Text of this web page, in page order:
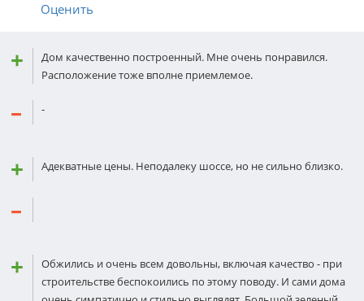
Оценить
Дом качественно построенный. Мне очень понравился.
Расположение тоже вполне приемлемое.
-
Адекватные цены. Неподалеку шоссе, но не сильно близко.
Обжились и очень всем довольны, включая качество - при
строительстве беспокоились по этому поводу. И сами дома